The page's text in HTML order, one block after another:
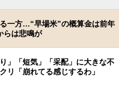
一方…“早場米”の概算金は前年
らは悲鳴が
」「短気」「采配」に大きな不
リ「崩れてる感じするわ」